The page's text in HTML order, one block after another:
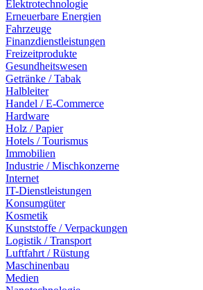
Elektrotechnologie
Erneuerbare Energien
Fahrzeuge
Finanzdienstleistungen
Freizeitprodukte
Gesundheitswesen
Getränke / Tabak
Halbleiter
Handel / E-Commerce
Hardware
Holz / Papier
Hotels / Tourismus
Immobilien
Industrie / Mischkonzerne
Internet
IT-Dienstleistungen
Konsumgüter
Kosmetik
Kunststoffe / Verpackungen
Logistik / Transport
Luftfahrt / Rüstung
Maschinenbau
Medien